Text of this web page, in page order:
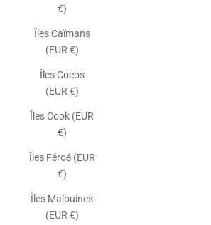
€)
Îles Caïmans
(EUR €)
Îles Cocos
(EUR €)
Îles Cook (EUR
€)
Îles Féroé (EUR
€)
Îles Malouines
(EUR €)